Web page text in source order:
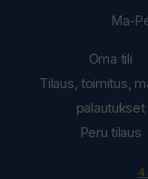
Oma tili
Tilaus, toimitus,
palautukset
Peru tilaus
Ma-